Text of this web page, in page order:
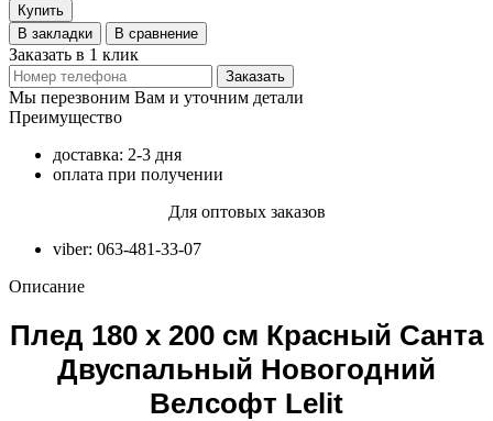
Купить
В закладки
В сравнение
Заказать в 1 клик
Заказать
Мы перезвоним Вам и уточним детали
Преимущество
доставка: 2-3 дня
оплата при получении
Для оптовых заказов
viber: 063-481-33-07
Описание
Плед 180 х 200 см Красный Санта
Двуспальный Новогодний
Велсофт Lelit